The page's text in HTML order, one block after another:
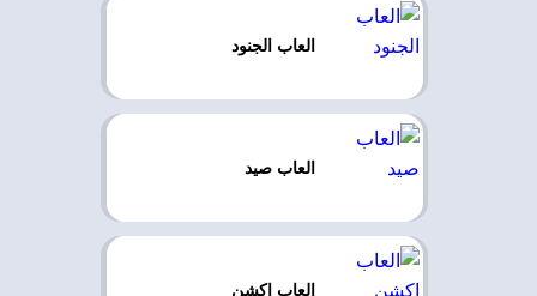
العاب الجنود
العاب صيد
العاب اكشن